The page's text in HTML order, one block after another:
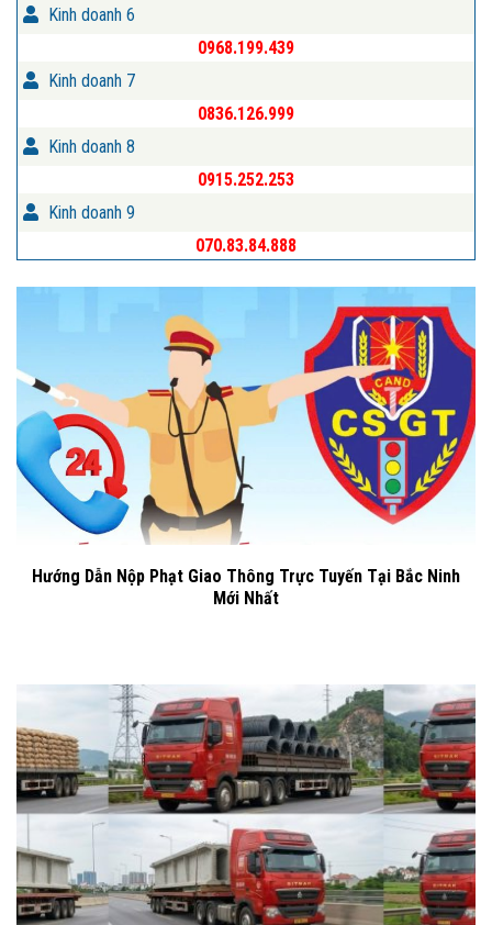
Kinh doanh 6
0968.199.439
Kinh doanh 7
0836.126.999
Kinh doanh 8
0915.252.253
Kinh doanh 9
070.83.84.888
Hướng Dẫn Nộp Phạt Giao Thông Trực Tuyến Tại Bắc Ninh
Mới Nhất